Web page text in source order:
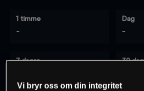
1 timme
-
Dag
-
7 dagar 30
Vi bryr oss om din integritet